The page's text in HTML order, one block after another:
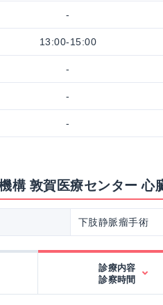
-
13:00-15:00
-
-
-
構 敦賀医療センター 心
下肢静脈瘤手術
診療内容
診察時間